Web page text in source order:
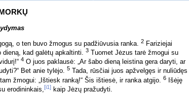
o ten buvo žmogus su padžiūvusia ranka. 2 Fariziejai
kad galėtų apkaltinti. 3 Tuomet Jėzus tarė žmogui su
4 O juos paklausė: „Ar šabo dieną leistina gera daryti, ar
Bet anie tylėjo. 5 Tada, rūsčiai juos apžvelgęs ir nuliūdęs
žmogui: „Ištiesk ranką!“ Šis ištiesė, ir ranka atgijo. 6 Išėję
erodininkais,[i1] kaip Jėzų pražudyti.